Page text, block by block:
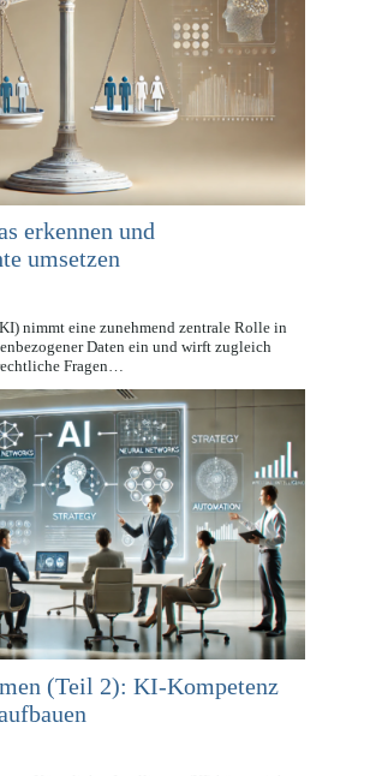
erkennen und
umsetzen
nimmt eine zunehmend zentrale Rolle in
Daten ein und wirft zugleich
Fragen…
(Teil 2): KI-Kompetenz